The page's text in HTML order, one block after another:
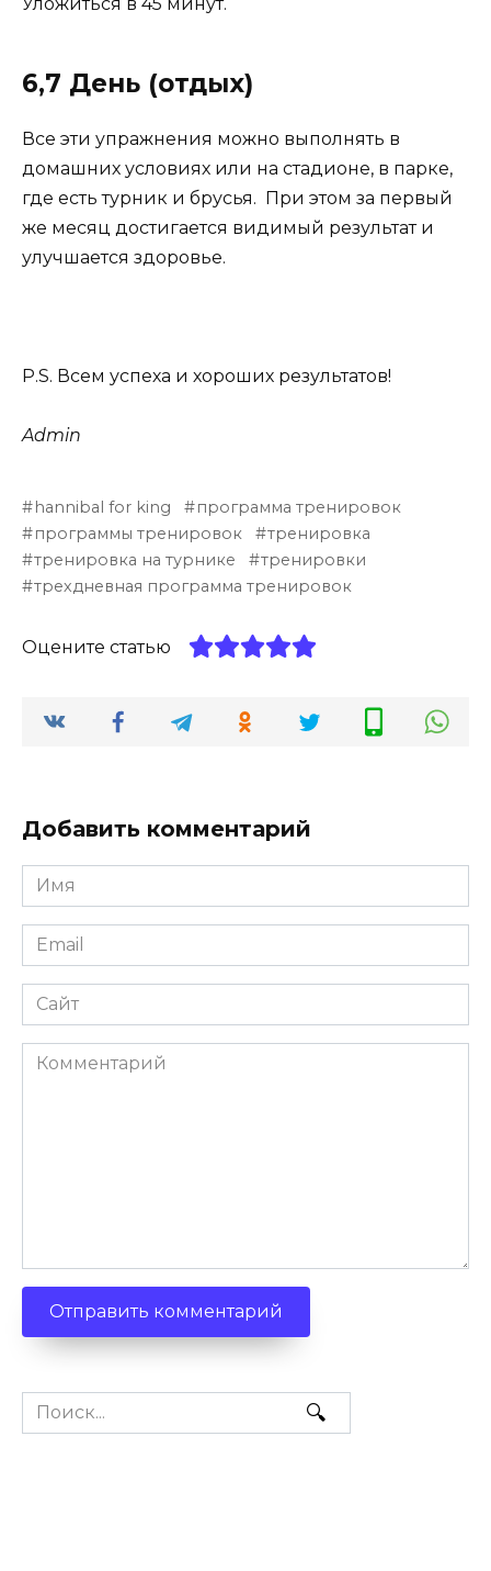
6,7 День (отдых)
Все эти упражнения можно выполнять в
домашних условиях или на стадионе, в парке,
где есть турник и брусья. При этом за первый
же месяц достигается видимый результат и
улучшается здоровье.
P.S. Всем успеха и хороших результатов!
Admin
hannibal for king
программа тренировок
программы тренировок
тренировка
тренировка на турнике
тренировки
трехдневная программа тренировок
Оцените статью
Добавить комментарий
Имя
Email
Сайт
Комментарий
Search
for: